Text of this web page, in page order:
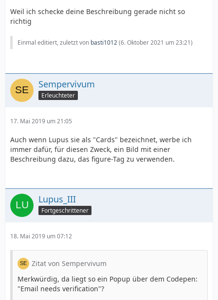
Weil ich schecke deine Beschreibung gerade nicht so
richtig
Einmal editiert, zuletzt von basti1012(6. Oktober 2021 um 23:21)
Sempervivum
Erleuchteter
17. Mai 2019 um 21:05
Auch wenn Lupus sie als "Cards" bezeichnet, werbe ich
immer dafür, für diesen Zweck, ein Bild mit einer
Beschreibung dazu, das figure-Tag zu verwenden.
Lupus_III
Fortgeschrittener
18. Mai 2019 um 07:12
Zitat von Sempervivum
Merkwürdig, da liegt so ein Popup über dem Codepen:
"Email needs verification"?